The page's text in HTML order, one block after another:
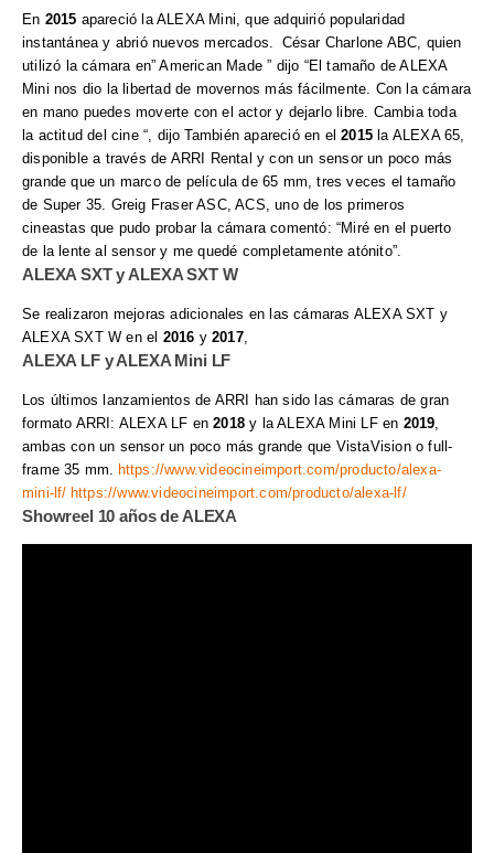
En 2015 apareció la ALEXA Mini, que adquirió popularidad
instantánea y abrió nuevos mercados. César Charlone ABC, quien
utilizó la cámara en” American Made ” dijo “El tamaño de ALEXA
Mini nos dio la libertad de movernos más fácilmente. Con la cámara
en mano puedes moverte con el actor y dejarlo libre. Cambia toda
la actitud del cine “, dijo También apareció en el2015 la ALEXA 65,
disponible a través de ARRI Rental y con un sensor un poco más
grande que un marco de película de 65 mm, tres veces el tamaño
de Super 35. Greig Fraser ASC, ACS, uno de los primeros
cineastas que pudo probar la cámara comentó: “Miré en el puerto
de la lente al sensor y me quedé completamente atónito”.
ALEXA SXT y ALEXA SXT W
Se realizaron mejoras adicionales en las cámaras ALEXA SXT y
ALEXA SXT W en el 2016 y2017,
ALEXA LF y ALEXA Mini LF
Los últimos lanzamientos de ARRI han sido las cámaras de gran
formato ARRI: ALEXA LF en2018 y la ALEXA Mini LF en 2019,
ambas con un sensor un poco más grande que VistaVision o full-
frame 35 mm. https://www.videocineimport.com/producto/alexa-
mini-lf/ https://www.videocineimport.com/producto/alexa-lf/
Showreel 10 años de ALEXA